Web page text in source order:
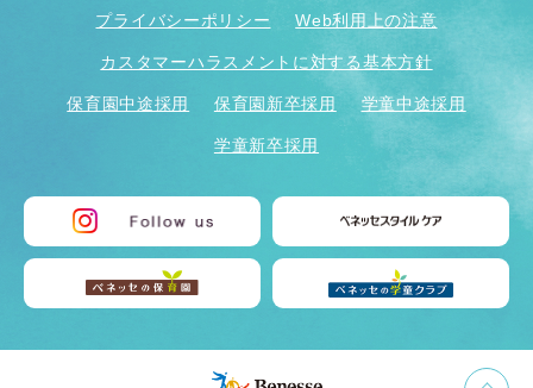
プライバシーポリシー Web利用上の注意
カスタマーハラスメントに対する基本方針
保育園中途採用 保育園新卒採用 学童中途採用
学童新卒採用